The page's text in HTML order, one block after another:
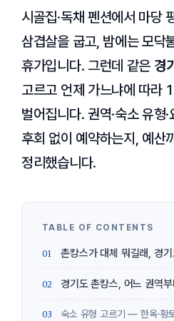
시골집·독채 펜션에서 마당
삼겹살을 굽고, 밤에는 모닥
휴가입니다. 그런데 같은 경
고르고 언제 가느냐에 따라
벌어집니다. 권역·숙소 유형
후회 없이 예약하는지, 예산
정리했습니다.
촌캉스가 대체 뭐길래, 경
경기도 촌캉스, 어느 권역
숙소 유형 고르기 — 한옥·황